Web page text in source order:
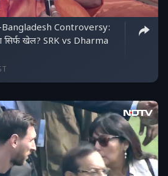
Controversy:
सिर्फ खेल? SRK vs Dharma